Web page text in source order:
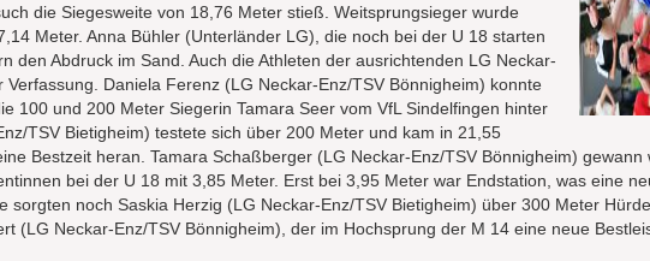
die Siegesweite von 18,76 Meter stieß. Weitsprungsieger wurde
Meter. Anna Bühler (Unterländer LG), die noch bei der U 18 starten
den Abdruck im Sand. Auch die Athleten der ausrichtenden LG Neckar-
Daniela Ferenz (LG Neckar-Enz/TSV Bönnigheim) konnte
100 und 200 Meter Siegerin Tamara Seer vom VfL Sindelfingen hinter
TSV Bietigheim) testete sich über 200 Meter und kam in 21,55
Bestzeit heran. Tamara Schaßberger (LG Neckar-Enz/TSV Bönnigheim)
bei der U 18 mit 3,85 Meter. Erst bei 3,95 Meter war Endstation, was eine
sorgten noch Saskia Herzig (LG Neckar-Enz/TSV Bietigheim) über 300 Meter
(LG Neckar-Enz/TSV Bönnigheim), der im Hochsprung der M 14 eine neue